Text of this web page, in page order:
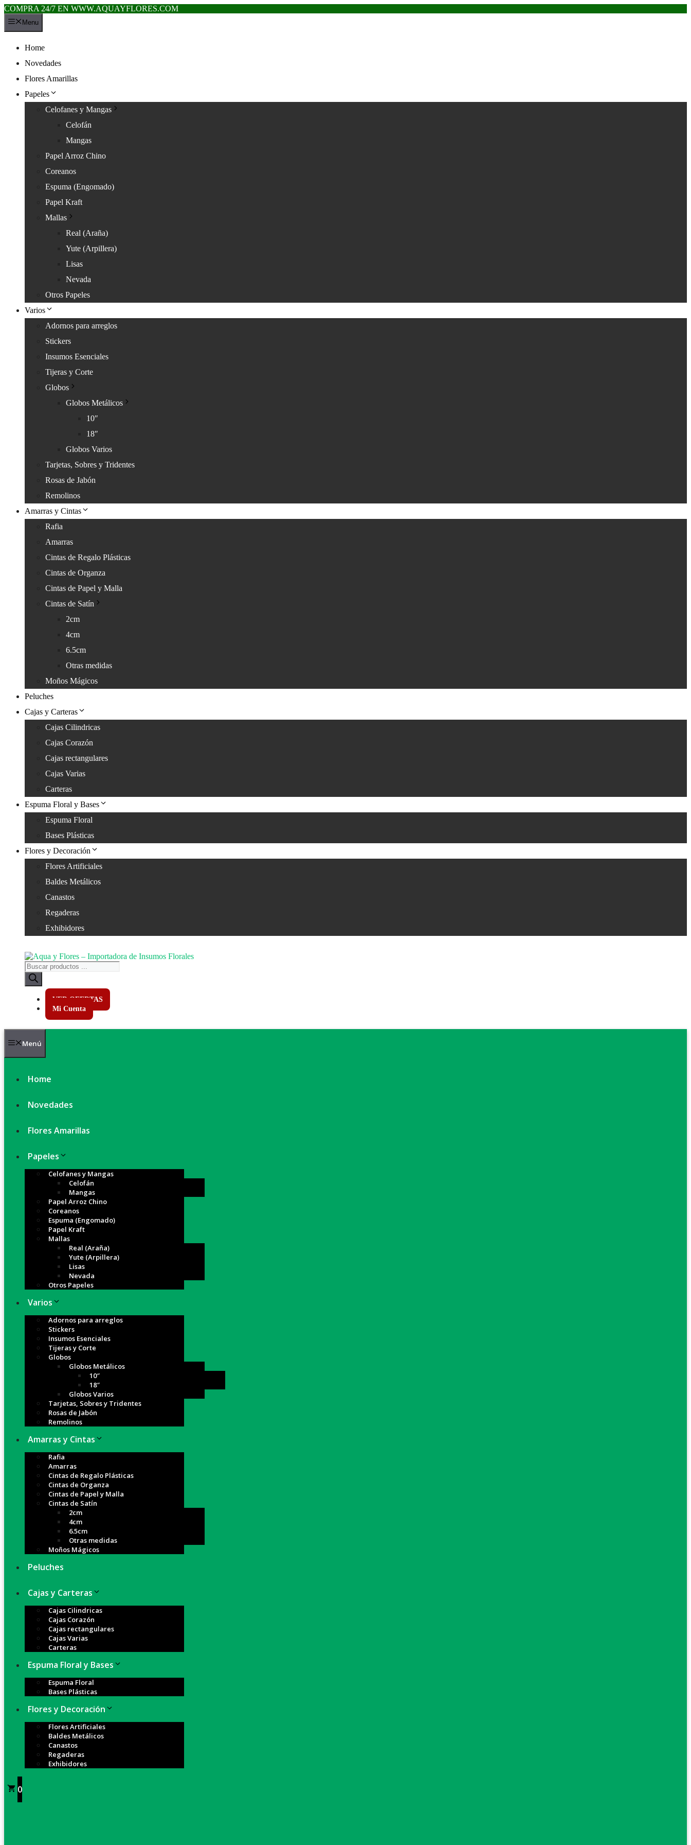
COMPRA 24/7 EN WWW.AQUAYFLORES.COM
Saltar
al
Menu
Home
Novedades
Flores Amarillas
Papeles
Celofanes y Mangas
Celofán
Mangas
Papel Arroz Chino
Coreanos
Espuma (Engomado)
Papel Kraft
Mallas
Real (Araña)
Yute (Arpillera)
Lisas
Nevada
Otros Papeles
Varios
Adornos para arreglos
Stickers
Insumos Esenciales
Tijeras y Corte
Globos
Globos Metálicos
10″
18″
Globos Varios
Tarjetas, Sobres y Tridentes
Rosas de Jabón
Remolinos
Amarras y Cintas
Rafia
Amarras
Cintas de Regalo Plásticas
Cintas de Organza
Cintas de Papel y Malla
Cintas de Satín
2cm
4cm
6.5cm
Otras medidas
Moños Mágicos
Peluches
Cajas y Carteras
Cajas Cilindricas
Cajas Corazón
Cajas rectangulares
Cajas Varias
Carteras
Espuma Floral y Bases
Espuma Floral
Bases Plásticas
Flores y Decoración
Flores Artificiales
Baldes Metálicos
Canastos
Regaderas
Exhibidores
Búsqueda
de
productos
VER OFERTAS
Mi Cuenta
Menú
Home
Novedades
Flores Amarillas
Papeles
Celofanes y Mangas
Celofán
Mangas
Papel Arroz Chino
Coreanos
Espuma (Engomado)
Papel Kraft
Mallas
Real (Araña)
Yute (Arpillera)
Lisas
Nevada
Otros Papeles
Varios
Adornos para arreglos
Stickers
Insumos Esenciales
Tijeras y Corte
Globos
Globos Metálicos
10″
18″
Globos Varios
Tarjetas, Sobres y Tridentes
Rosas de Jabón
Remolinos
Amarras y Cintas
Rafia
Amarras
Cintas de Regalo Plásticas
Cintas de Organza
Cintas de Papel y Malla
Cintas de Satín
2cm
4cm
6.5cm
Otras medidas
Moños Mágicos
Peluches
Cajas y Carteras
Cajas Cilindricas
Cajas Corazón
Cajas rectangulares
Cajas Varias
Carteras
Espuma Floral y Bases
Espuma Floral
Bases Plásticas
Flores y Decoración
Flores Artificiales
Baldes Metálicos
Canastos
Regaderas
Exhibidores
0